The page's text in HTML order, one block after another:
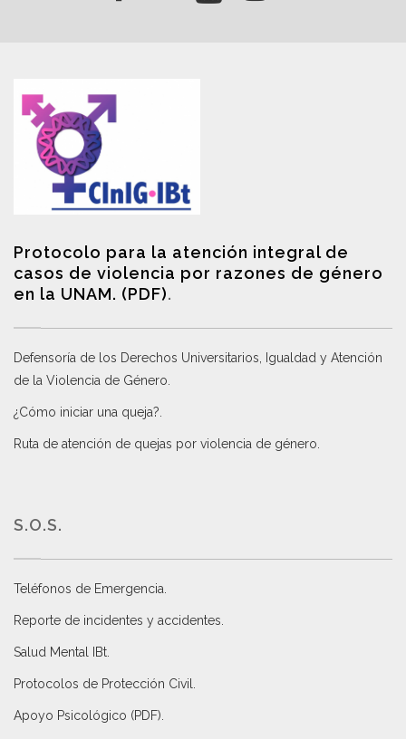
Protocolo para la atención integral de
casos de violencia por razones de género
en la UNAM. (PDF).
Defensoría de los Derechos Universitarios, Igualdad y Atención
de la Violencia de Género
¿Cómo iniciar una queja?
Ruta de atención de quejas por violencia de género
S.O.S.
Teléfonos de Emergencia.
Reporte de incidentes y accidentes
Salud Mental IBt
Protocolos de Protección Civil
Apoyo Psicológico (PDF)